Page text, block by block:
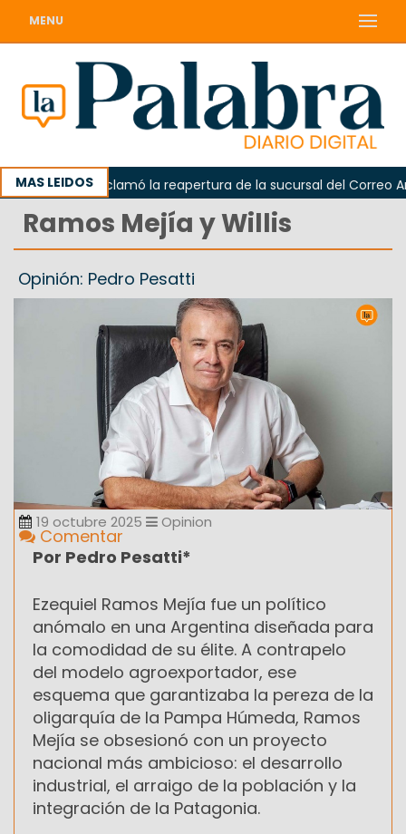
MENU
MAS LEIDOS
Odarda reclamó la reapertura de la sucursal del Correo
Ramos Mejía y Willis
Opinión: Pedro Pesatti
19 octubre 2025 Opinion
Comentar
Por Pedro Pesatti*
Ezequiel Ramos Mejía fue un político
anómalo en una Argentina diseñada para
la comodidad de su élite. A contrapelo
del modelo agroexportador, ese
esquema que garantizaba la pereza de la
oligarquía de la Pampa Húmeda, Ramos
Mejía se obsesionó con un proyecto
nacional más ambicioso: el desarrollo
industrial, el arraigo de la población y la
integración de la Patagonia.